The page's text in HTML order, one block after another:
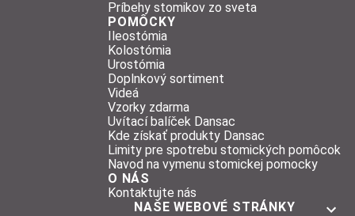
Príbehy stomikov zo sveta
POMÔCKY
Ileostómia
Kolostómia
Urostómia
Doplnkový sortiment
Videá
Vzorky zdarma
Uvítací balíček Dansac
Kde získať produkty Dansac
Limity pre spotrebu stomických pomôcok
Navod na vymenu stomickej pomocky
O NÁS
Kontaktujte nás
NAŠE WEBOVÉ STRÁNKY